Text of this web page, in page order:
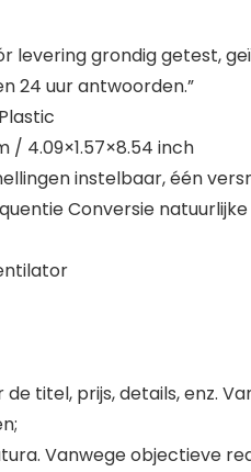
levering grondig getest,
24 uur antwoorden.”
/ 4.09×1.57×8.54 inch
instelbaar, één
Conversie natuurlijke
de titel, prijs, details, enz.
Vanwege objectieve